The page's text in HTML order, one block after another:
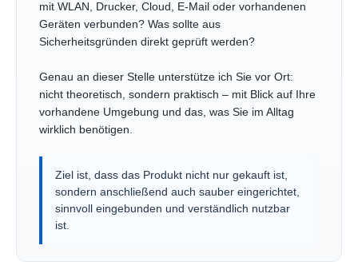
mit WLAN, Drucker, Cloud, E-Mail oder vorhandenen
Geräten verbunden? Was sollte aus
Sicherheitsgründen direkt geprüft werden?
Genau an dieser Stelle unterstütze ich Sie vor Ort:
nicht theoretisch, sondern praktisch – mit Blick auf Ihre
vorhandene Umgebung und das, was Sie im Alltag
wirklich benötigen.
Ziel ist, dass das Produkt nicht nur gekauft ist,
sondern anschließend auch sauber eingerichtet,
sinnvoll eingebunden und verständlich nutzbar
ist.